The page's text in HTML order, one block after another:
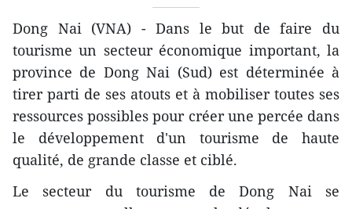
Dong Nai (VNA) - Dans le but de faire du
tourisme un secteur économique important, la
province de Dong Nai (Sud) est déterminée à
tirer parti de ses atouts et à mobiliser toutes ses
ressources possibles pour créer une percée dans
le développement d'un tourisme de haute
qualité, de grande classe et ciblé.
Le secteur du tourisme de Dong Nai se